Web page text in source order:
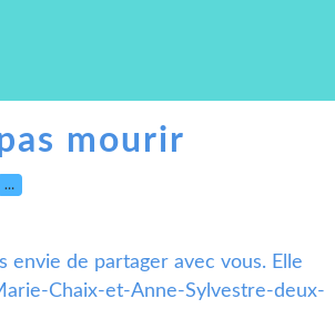
mourir
…
envie de partager avec vous. Elle
Chaix-et-Anne-Sylvestre-deux-